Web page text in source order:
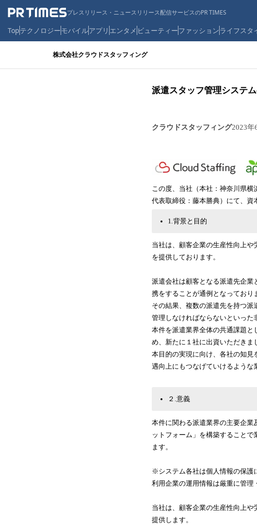
プレスリリース・ニュースリリース配信サービスのPR TIMES
Topテクノロジーモバイルアプリ エンタメ ビューティーファッションライフスタ
株式会社クラウドスタッフィング
派遣スタッフ管理システ
クラウドスタッフィング2023年
この度、当社（本社：神奈川県横
代表取締役：藤本勝典）にて、資
1.背景と目的
当社は、顧客企業の生産性向上
を提供しております。
派遣会社は顧客となる派遣先企業
携をすることが通例となっており
その結果、複数の派遣先を持つ
管理しなければならないといった
本件を派遣業界全体の共通課題と
め、新たに１社に出資いただきま
本目的の実現に向け、各社の知
遇向上にもつなげていけるような
２.意義
本件に関わる派遣業界の主要企業
ットフォーム」を構築すること
ます。
※システム各社は個人情報の保護
利用企業の運用情報は厳重に管理
当社は、顧客企業の生産性向上や
提供します。